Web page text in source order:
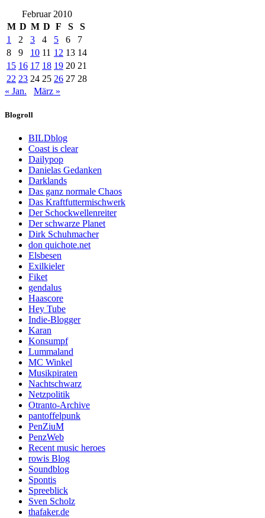
Februar 2010
M D M D F S
S
1
2 3 4 5 6
7
8
9 10 11 12 13 14
15 16 17 18 19 20 21
22 23 24 25 26 27 28
« Jan.
März »
Blogroll
BILDblog
Coast is clear
Dailypop
Danielas Gedanken
Darklands
Das ganz normale Chaos
Das Kraftfuttermischwerk
Der Schockwellenreiter
Der schwarze Planet
Dirk Schuhmacher
don quichote.net
Elsbesen
Exilkieler
Fiket
gendalus
Haascore
Hey Tube
Indie-Blogger
Karan
Konsumpf
Lummaland
MC Winkel
Musikpiraten
Nachtschwarz
Netzpolitik
Otranto-Archive
pantoffelpunk
PenZiuM
PenzWeb
Recent music heroes
rowis Blog
Soundblog
Spontis
Spreeblick
Sven Scholz
thafaker.de